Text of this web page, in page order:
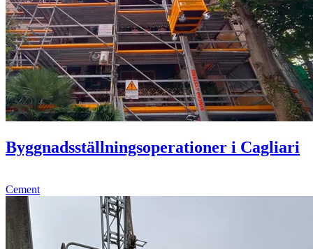
Byggnadsställningsoperationer i Cagliari
Cement